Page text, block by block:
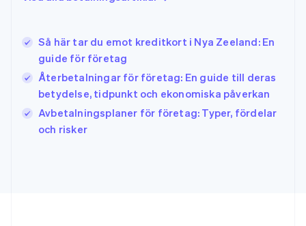
Så här tar du emot kreditkort i Nya Zeeland: En
guide för företag
Återbetalningar för företag: En guide till deras
betydelse, tidpunkt och ekonomiska påverkan
Avbetalningsplaner för företag: Typer, fördelar
och risker
Irland
Italiano English
Japan
日本語 English
EnglishFrançais
Kroatien
EnglishItaliano